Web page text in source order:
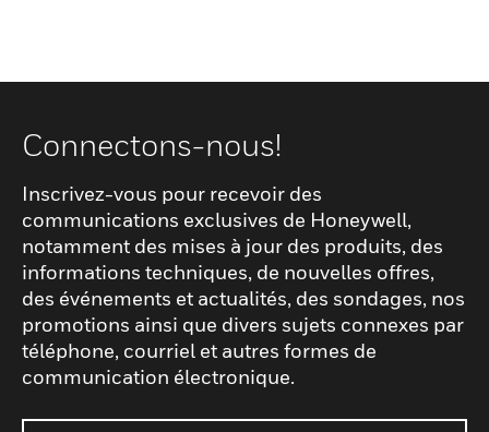
Connectons-nous!
Inscrivez-vous pour recevoir des
communications exclusives de Honeywell,
notamment des mises à jour des produits, des
informations techniques, de nouvelles offres,
des événements et actualités, des sondages, nos
promotions ainsi que divers sujets connexes par
téléphone, courriel et autres formes de
communication électronique.